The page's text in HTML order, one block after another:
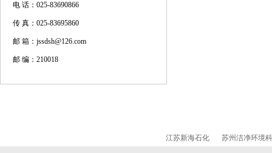
电 话：025-83690866
传 真：025-83695860
邮 箱：jssdsh@126.com
邮 编：210018
江苏新海石化 苏州洁净环境